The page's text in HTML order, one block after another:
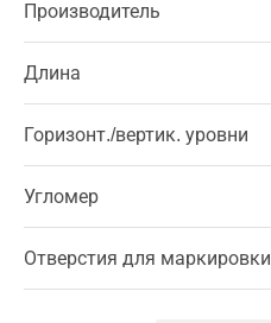
Производитель
Длина
Горизонт./вертик. уровни
Угломер
Отверстия для маркировки